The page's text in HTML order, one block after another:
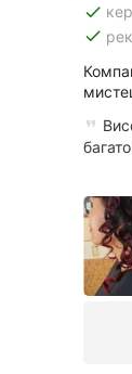
Чернівці
Луцьк
Ужгород
Карпати
done
done